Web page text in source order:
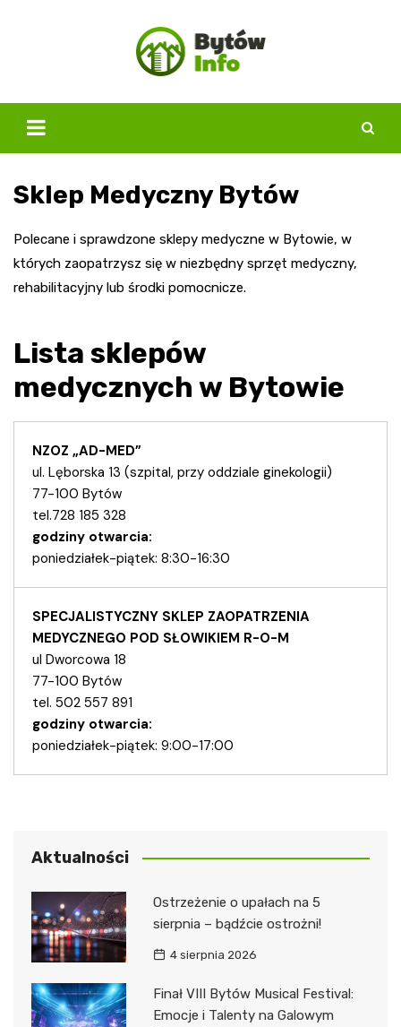
Sklep Medyczny Bytów
Polecane i sprawdzone sklepy medyczne w Bytowie, w
których zaopatrzysz się w niezbędny sprzęt medyczny,
rehabilitacyjny lub środki pomocnicze.
Lista sklepów
medycznych w Bytowie
NZOZ „AD-MED”
ul. Lęborska 13 (szpital, przy oddziale ginekologii)
77-100 Bytów
tel.728 185 328
godziny otwarcia:
poniedziałek-piątek: 8:30-16:30
SPECJALISTYCZNY SKLEP ZAOPATRZENIA
MEDYCZNEGO POD SŁOWIKIEM R-O-M
ul Dworcowa 18
77-100 Bytów
tel. 502 557 891
godziny otwarcia:
poniedziałek-piątek: 9:00-17:00
Aktualności
Ostrzeżenie o upałach na 5
sierpnia – bądźcie ostrożni!
4 sierpnia 2026
Finał VIII Bytów Musical Festival:
Emocje i Talenty na Galowym